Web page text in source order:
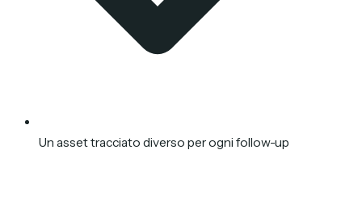
Un asset tracciato diverso per ogni follow-up